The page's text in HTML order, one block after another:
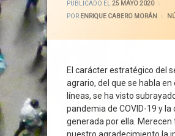
PUBLICADO EL 25 MAYO 2020
POR ENRIQUE CABERO MORÁN
El carácter estratégico del
agrario, del que se habla en
líneas, se ha visto
pandemia de COVID-19 y la
generada por ella. Merecen
Apoyo Público
Calidad De Vida
Castilla Y León
CES
Comisión Europea
Covid-19